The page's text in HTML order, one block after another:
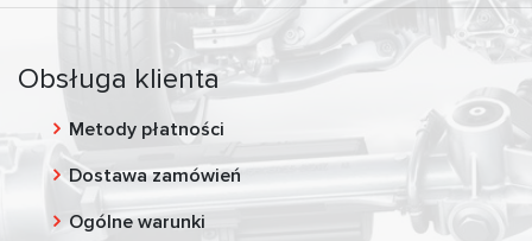
Obsługa klienta
Metody płatności
Dostawa zamówień
Ogólne warunki